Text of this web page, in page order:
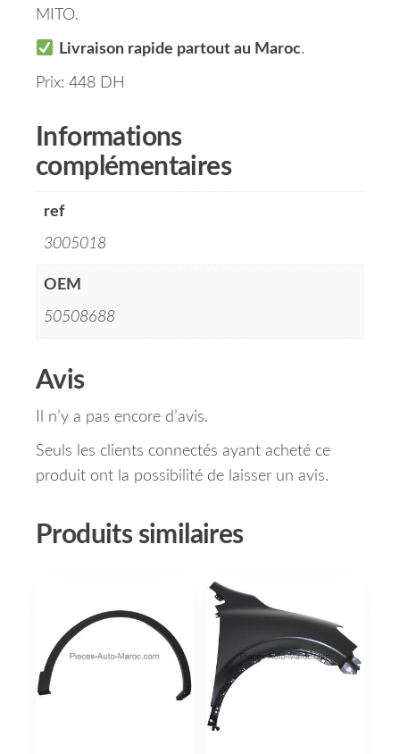
MITO.
Livraison rapide partout au Maroc.
Prix: 448 DH
Informations
complémentaires
ref
3005018
OEM
50508688
Avis
Il n’y a pas encore d’avis.
Seuls les clients connectés ayant acheté ce
produit ont la possibilité de laisser un avis.
Produits similaires